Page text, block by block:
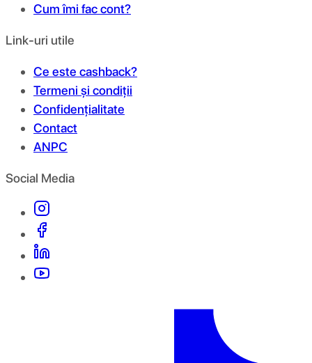
Cum îmi fac cont?
Link-uri utile
Ce este cashback?
Termeni și condiții
Confidențialitate
Contact
ANPC
Social Media